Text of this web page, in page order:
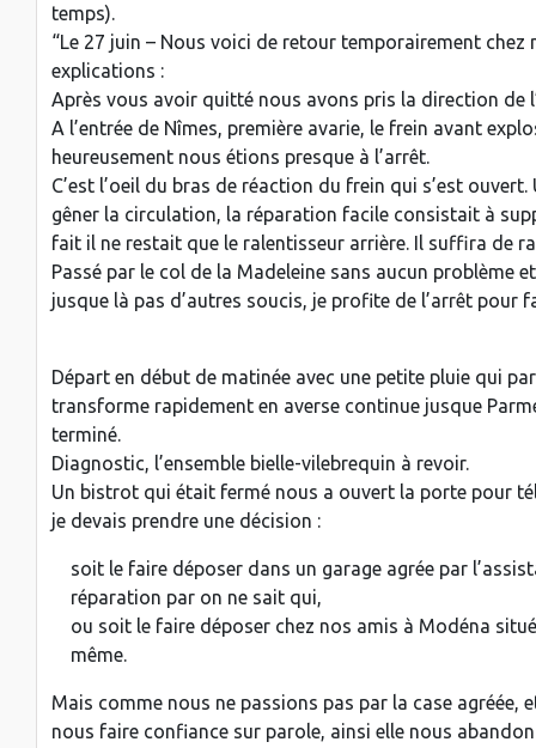
temps).
“Le 27 juin – Nous voici de retour temporairement
explications :
Après vous avoir quitté nous avons pris la direction de
A l’entrée de Nîmes, première avarie, le frein avant
heureusement nous étions presque à l’arrêt.
C’est l’oeil du bras de réaction du frein qui s’est
gêner la circulation, la réparation facile consistait à
fait il ne restait que le ralentisseur arrière. Il suffira de
Passé par le col de la Madeleine sans aucun problème
jusque là pas d’autres soucis, je profite de l’arrêt pour
Départ en début de matinée avec une petite pluie qui
transforme rapidement en averse continue jusque
terminé.
Diagnostic, l’ensemble bielle-vilebrequin à revoir.
Un bistrot qui était fermé nous a ouvert la porte pour
je devais prendre une décision :
soit le faire déposer dans un garage agrée par
réparation par on ne sait qui,
ou soit le faire déposer chez nos amis à Modéna
même.
Mais comme nous ne passions pas par la case agréée,
nous faire confiance sur parole, ainsi elle nous